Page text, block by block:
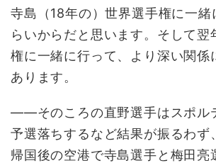
寺島（18年の）世界選手権に一緒
らいからだと思います。そして翌
権に一緒に行って、より深い関係
あります。
――そのころの直野選手はスポル
予選落ちするなど結果が振るわず
帰国後の空港で寺島選手と梅田亮